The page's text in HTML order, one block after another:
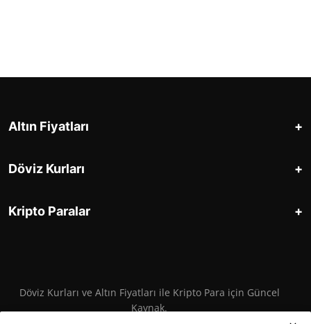
Döviz Kurları ve Altın Fiyatları ile Kripto Para için Güncel
Kaynak.
Altın Fiyatları +
Döviz Kurları +
Kripto Paralar +